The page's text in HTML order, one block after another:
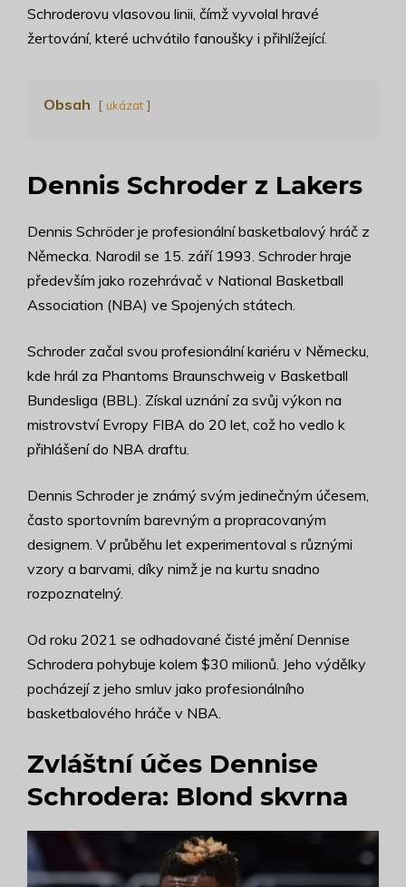
Schroderovu vlasovou linii, čímž vyvolal hravé
žertování, které uchvátilo fanoušky i přihlížející.
Obsah ukázat
Dennis Schroder z Lakers
Dennis Schröder je profesionální basketbalový hráč z
Německa. Narodil se 15. září 1993. Schroder hraje
především jako rozehrávač v National Basketball
Association (NBA) ve Spojených státech.
Schroder začal svou profesionální kariéru v Německu,
kde hrál za Phantoms Braunschweig v Basketball
Bundesliga (BBL). Získal uznání za svůj výkon na
mistrovství Evropy FIBA do 20 let, což ho vedlo k
přihlášení do NBA draftu.
Dennis Schroder je známý svým jedinečným účesem,
často sportovním barevným a propracovaným
designem. V průběhu let experimentoval s různými
vzory a barvami, díky nimž je na kurtu snadno
rozpoznatelný.
Od roku 2021 se odhadované čisté jmění Dennise
Schrodera pohybuje kolem $30 milionů. Jeho výdělky
pocházejí z jeho smluv jako profesionálního
basketbalového hráče v NBA.
Zvláštní účes Dennise
Schrodera: Blond skvrna